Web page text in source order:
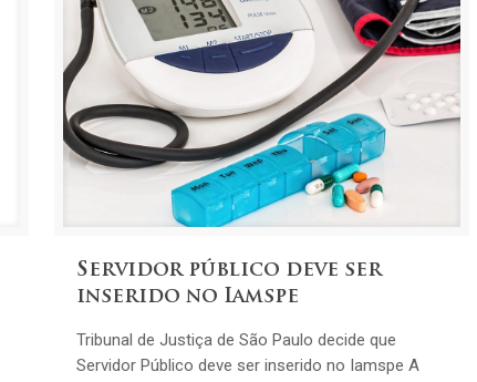
Servidor público deve ser
inserido no Iamspe
Tribunal de Justiça de São Paulo decide que
Servidor Público deve ser inserido no Iamspe A